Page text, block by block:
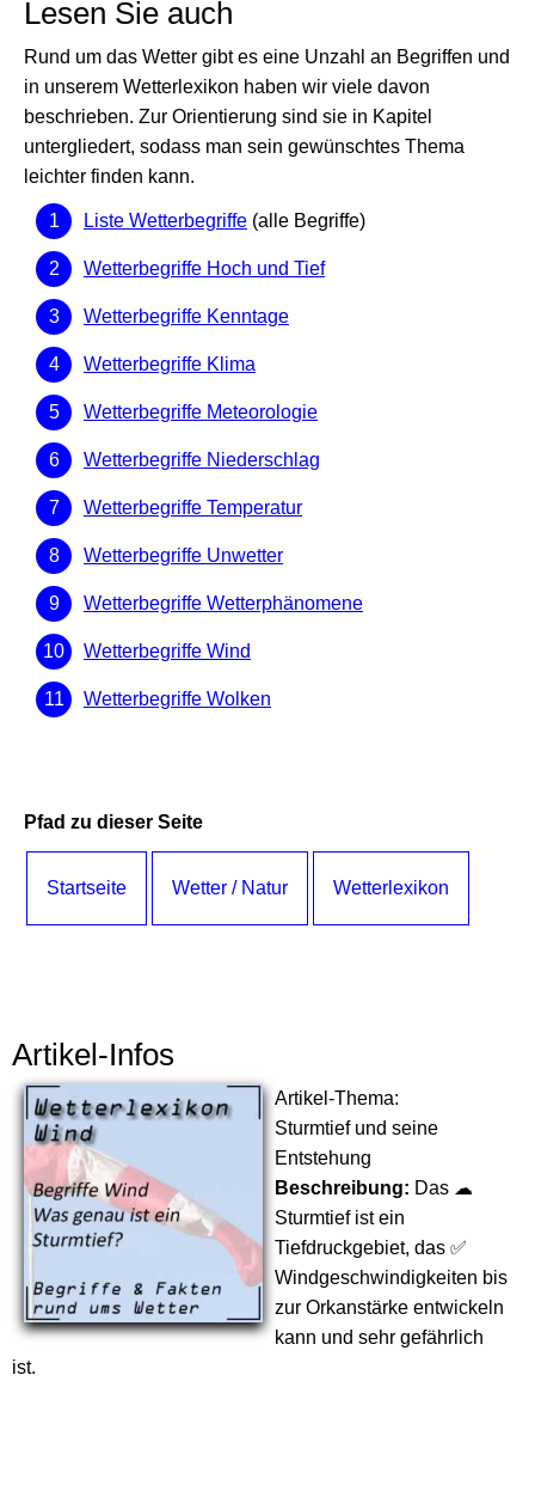
Lesen Sie auch
Rund um das Wetter gibt es eine Unzahl an Begriffen und
in unserem Wetterlexikon haben wir viele davon
beschrieben. Zur Orientierung sind sie in Kapitel
untergliedert, sodass man sein gewünschtes Thema
leichter finden kann.
Liste Wetterbegriffe (alle Begriffe)
Wetterbegriffe Hoch und Tief
Wetterbegriffe Kenntage
Wetterbegriffe Klima
Wetterbegriffe Meteorologie
Wetterbegriffe Niederschlag
Wetterbegriffe Temperatur
Wetterbegriffe Unwetter
Wetterbegriffe Wetterphänomene
Wetterbegriffe Wind
Wetterbegriffe Wolken
Pfad zu dieser Seite
Startseite Wetter / Natur Wetterlexikon
Artikel-Infos
Artikel-Thema:
Sturmtief und seine
Entstehung
Beschreibung: Das ☁
Sturmtief ist ein
Tiefdruckgebiet, das ✅
Windgeschwindigkeiten bis
zur Orkanstärke entwickeln
kann und sehr gefährlich
ist.